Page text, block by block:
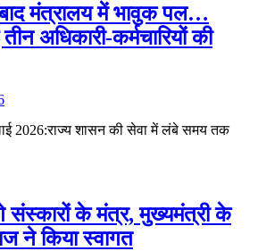
मंत्रालय में भावुक पल…
अधिकारी-कर्मचारियों की
2026:राज्य शासन की सेवा में लंबे समय तक
के मंत्र, मुख्यमंत्री के
ने किया स्वागत